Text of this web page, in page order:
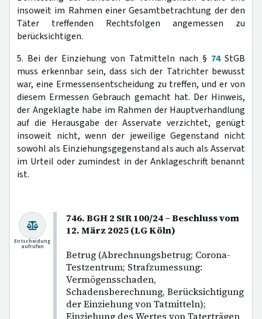
insoweit im Rahmen einer Gesamtbetrachtung der den
Täter treffenden Rechtsfolgen angemessen zu
berücksichtigen.
5. Bei der Einziehung von Tatmitteln nach § 74StGB
muss erkennbar sein, dass sich der Tatrichter bewusst
war, eine Ermessensentscheidung zu treffen, und er von
diesem Ermessen Gebrauch gemacht hat. Der Hinweis,
der Angeklagte habe im Rahmen der Hauptverhandlung
auf die Herausgabe der Asservate verzichtet, genügt
insoweit nicht, wenn der jeweilige Gegenstand nicht
sowohl als Einziehungsgegenstand als auch als Asservat
im Urteil oder zumindest in der Anklageschrift benannt
ist.
746. BGH 2 StR 100/24 – Beschluss vom
12. März 2025 (LG Köln)
Betrug (Abrechnungsbetrug; Corona-
Testzentrum; Strafzumessung:
Vermögensschaden,
Schadensberechnung, Berücksichtigung
der Einziehung von Tatmitteln);
Entscheidung
aufrufen